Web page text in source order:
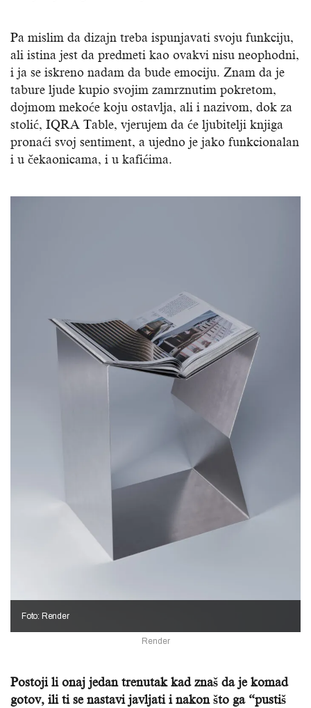
Pa mislim da dizajn treba ispunjavati svoju funkciju,
ali istina jest da predmeti kao ovakvi nisu neophodni,
i ja se iskreno nadam da bude emociju. Znam da je
tabure ljude kupio svojim zamrznutim pokretom,
dojmom mekoće koju ostavlja, ali i nazivom, dok za
stolić, IQRA Table, vjerujem da će ljubitelji knjiga
pronaći svoj sentiment, a ujedno je jako funkcionalan
i u čekaonicama, i u kafićima.
Render
Foto: Render
Postoji li onaj jedan trenutak kad znaš da je komad
gotov, ili ti se nastavi javljati i nakon što ga “pustiš